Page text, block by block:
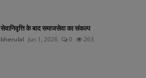
सेवानिवृत्ति के बाद समाजसेवा का संकल्प
bherulal Jun 1, 2026 0 263